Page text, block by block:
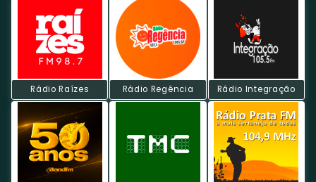
Rádio Raízes Rádio Regência Rádio Integração